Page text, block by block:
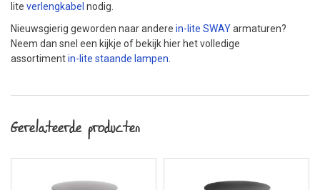
lite verlengkabel nodig.
Nieuwsgierig geworden naar andere in-lite SWAYarmaturen?
Neem dan snel een kijkje of bekijk hier het volledige
assortimentin-lite staande lampen.
Gerelateerde producten